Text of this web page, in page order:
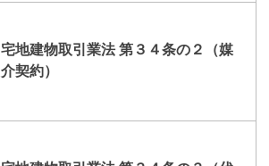
宅地建物取引業法 第３４条の２（媒
介契約）